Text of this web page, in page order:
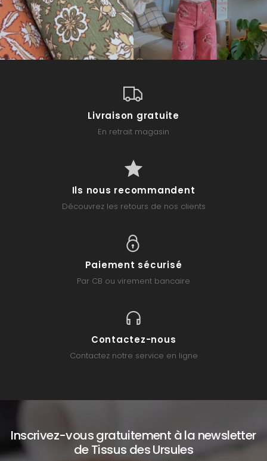
Livraison gratuite
En retrait magasin
Ils nous recommandent
Découvrez les retours de nos clients
Paiement sécurisé
Par CB ou virement bancaire
Contactez-nous
Contactez notre service en ligne
Inscrivez-vous gratuitement à la newsletter
de Tissus des Ursules